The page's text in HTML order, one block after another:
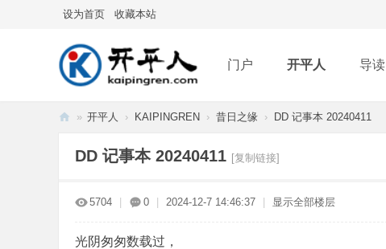
设为首页 收藏本站
门户 开平人 导读
分享 记录 排行榜
» 开平人 › KAIPINGREN › 昔日之缘 › DD 记事本 20240411
DD 记事本 20240411 [复制链接]
5704 0 2024-12-7 14:46:37 显示全部楼层
光阴匆匆数载过，